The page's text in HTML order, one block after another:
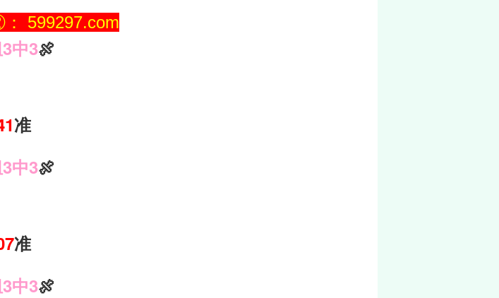
599297.com
中3🍖
准
中3🍖
准
中3🍖